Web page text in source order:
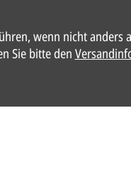
wenn nicht anders
Sie bitte den